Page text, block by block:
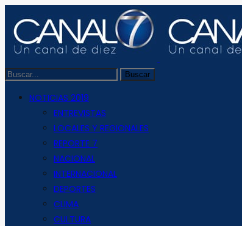
NOTICIAS 2019
ENTREVISTAS
LOCALES Y REGIONALES
REPORTE 7
NACIONAL
INTERNACIONAL
DEPORTES
CLIMA
CULTURA